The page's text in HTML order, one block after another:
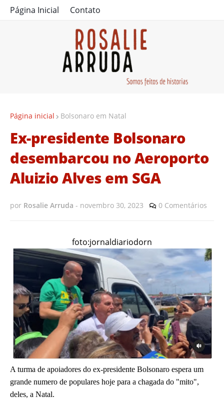
Página Inicial Contato
Página inicial Bolsonaro em Natal
Ex-presidente Bolsonaro
desembarcou no Aeroporto
Aluizio Alves em SGA
por Rosalie Arruda - novembro 30, 2023 0 Comentários
foto:jornaldiariodorn
A turma de apoiadores do ex-presidente Bolsonaro espera um
grande numero de populares hoje para a chagada do "mito",
deles, a Natal.